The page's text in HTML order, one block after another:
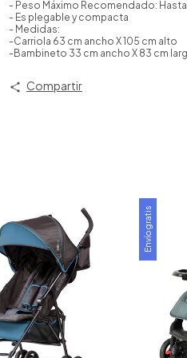
- Peso Máximo Recomendado: Hasta
- Es plegable y compacta
- Medidas:
-Carriola 63 cm ancho X 105 cm alto
-Bambineto 33 cm ancho X 83 cm
Compartir
Envío gratis